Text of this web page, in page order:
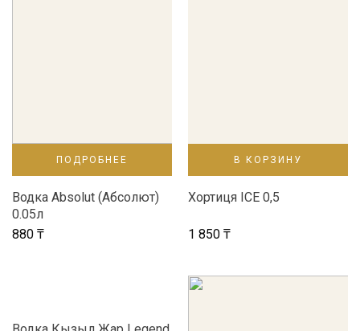
ПОДРОБНЕЕ
Водка Absolut (Абсолют)
0.05л
880 ₸
В КОРЗИНУ
Хортиця ICE 0,5
1 850 ₸